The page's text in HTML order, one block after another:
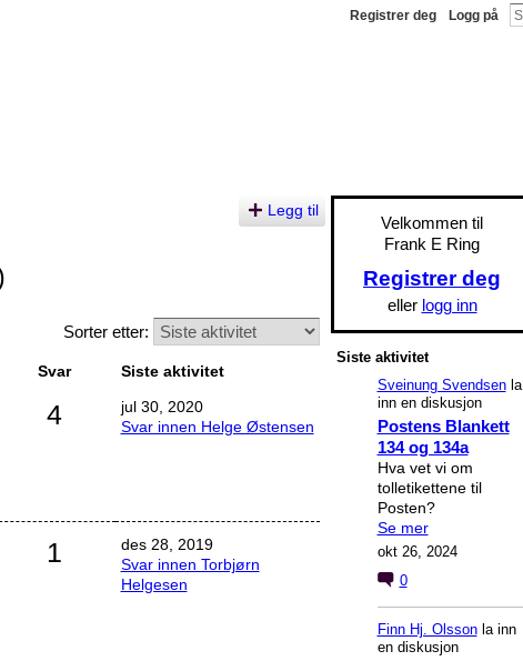
Registrer deg Logg på
Legg til
Sorter etter:
Svar Siste aktivitet
4
jul 30, 2020
Svar innen Helge Østensen
1
des 28, 2019
Svar innen Torbjørn
Helgesen
Velkommen til
Frank E Ring
Registrer deg
eller logg inn
Siste aktivitet
Sveinung Svendsenla
inn en diskusjon
Postens Blankett
134 og 134a
Hva vet vi om
tolletikettene til
Posten?
Se mer
okt 26, 2024
0
Finn Hj. Olssonla inn
en diskusjon